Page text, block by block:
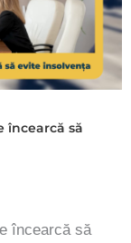
încearcă să
încearcă să